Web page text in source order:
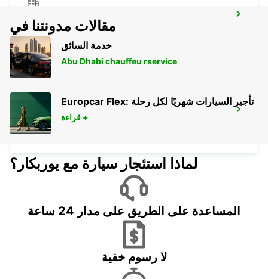
GUARULHOS DOWNTOWN
GUARULHOS - BRAZIL
SAO PAULO CONGONHAS APT MEET
GREET
SAO PAULO - BRAZIL
مقالات مدونتنا في
خدمة السائق
Abu Dhabi chauffeu rservice
Europcar Flex: تأجير السيارات شهريًا لكل رحلة
قراءة +
لماذا استئجار سيارة مع يوربكار؟
المساعدة على الطريق على مدار 24 ساعة
لا رسوم خفية